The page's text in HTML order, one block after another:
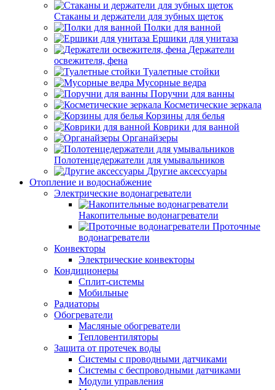
Стаканы и держатели для зубных щеток
Полки для ванной
Ершики для унитаза
Держатели
освежителя, фена
Туалетные стойки
Мусорные ведра
Поручни для ванны
Косметические зеркала
Корзины для белья
Коврики для ванной
Органайзеры
Полотенцедержатели для умывальников
Другие аксессуары
Отопление и водоснабжение
Электрические водонагреватели
Накопительные водонагреватели
Проточные
водонагреватели
Конвекторы
Электрические конвекторы
Кондиционеры
Сплит-системы
Мобильные
Радиаторы
Обогреватели
Масляные обогреватели
Тепловентиляторы
Защита от протечек воды
Системы с проводными датчиками
Системы с беспроводными датчиками
Модули управления